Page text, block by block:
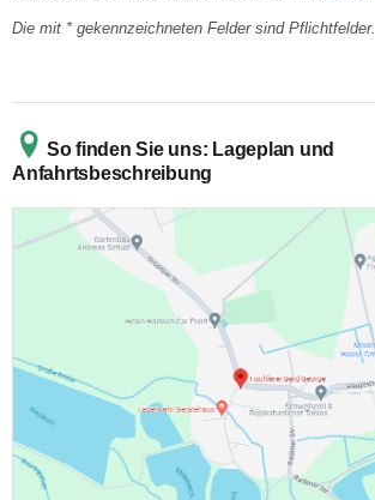
Die mit * gekennzeichneten Felder sind Pflichtfelder.
So finden Sie uns: Lageplan und
Anfahrtsbeschreibung